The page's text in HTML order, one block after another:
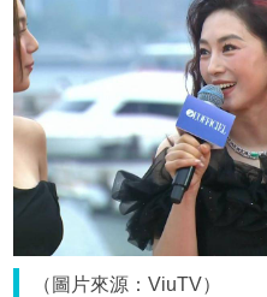
（圖片來源：ViuTV）